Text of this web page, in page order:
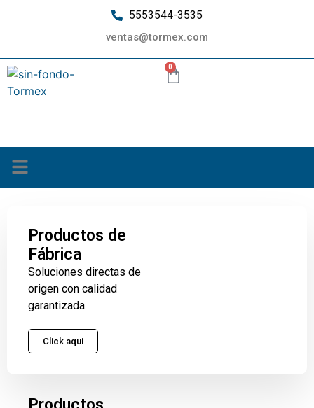
5553544-3535
ventas@tormex.com
0
Productos de
Fábrica
Soluciones directas de
origen con calidad
garantizada.
Click aqui